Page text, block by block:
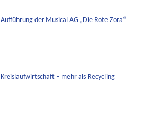
Aufführung der Musical AG „Die Rote Zora“
Kreislaufwirtschaft – mehr als Recycling